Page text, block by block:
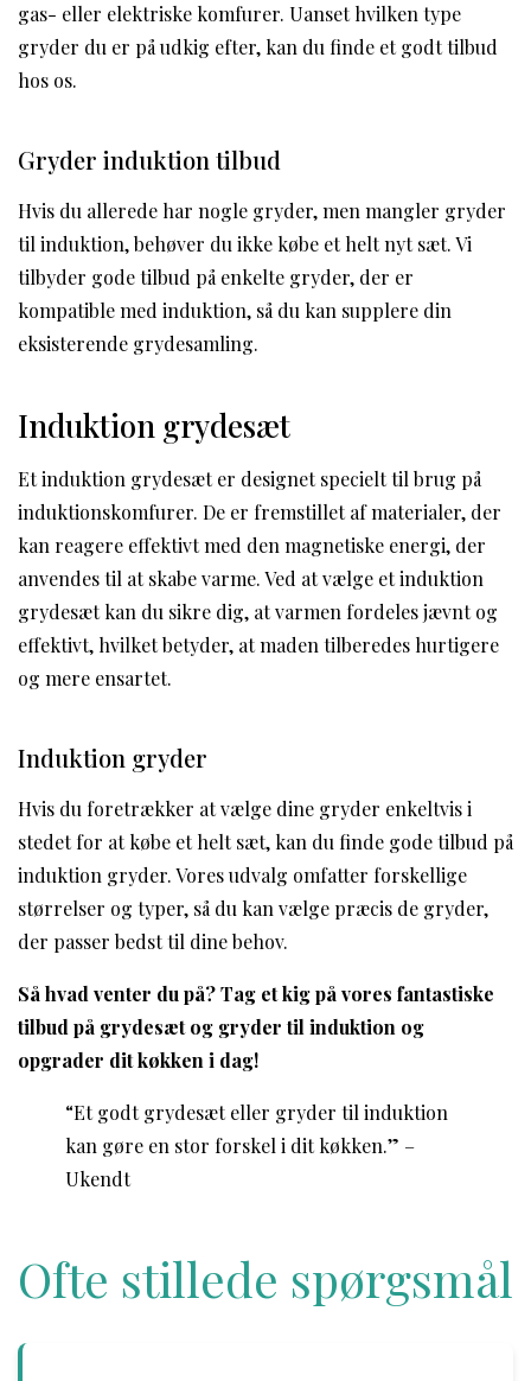
gas- eller elektriske komfurer. Uanset hvilken type
gryder du er på udkig efter, kan du finde et godt tilbud
hos os.
Gryder induktion tilbud
Hvis du allerede har nogle gryder, men mangler gryder
til induktion, behøver du ikke købe et helt nyt sæt. Vi
tilbyder gode tilbud på enkelte gryder, der er
kompatible med induktion, så du kan supplere din
eksisterende grydesamling.
Induktion grydesæt
Et induktion grydesæt er designet specielt til brug på
induktionskomfurer. De er fremstillet af materialer, der
kan reagere effektivt med den magnetiske energi, der
anvendes til at skabe varme. Ved at vælge et induktion
grydesæt kan du sikre dig, at varmen fordeles jævnt og
effektivt, hvilket betyder, at maden tilberedes hurtigere
og mere ensartet.
Induktion gryder
Hvis du foretrækker at vælge dine gryder enkeltvis i
stedet for at købe et helt sæt, kan du finde gode tilbud på
induktion gryder. Vores udvalg omfatter forskellige
størrelser og typer, så du kan vælge præcis de gryder,
der passer bedst til dine behov.
Så hvad venter du på? Tag et kig på vores fantastiske
tilbud på grydesæt og gryder til induktion og
opgrader dit køkken i dag!
“Et godt grydesæt eller gryder til induktion
kan gøre en stor forskel i dit køkken.” –
Ukendt
Ofte stillede spørgsmål